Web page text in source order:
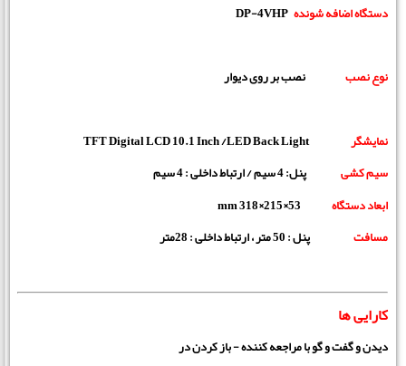
دستگاه اضافه شونده DP-4VHP
نوع نصب نصب بر روی دیوار
نمایشگر TFT Digital LCD 10.1 Inch /LED Back Light
سیم کشی پنل: 4 سیم / ارتباط داخلی : 4 سیم
ابعاد دستگاه
مسافت پنل : 50 متر ، ارتباط داخلی : 28متر
کارایی ها
دیدن و گفت و گو با مراجعه کننده - باز کردن در